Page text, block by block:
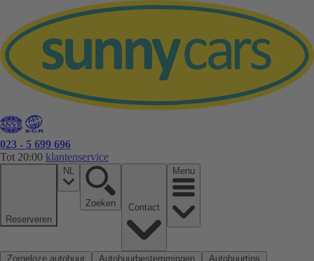
023 - 5 699 696
Tot 20:00 klantenservice
Reserveren
NL
Zoeken
Menu